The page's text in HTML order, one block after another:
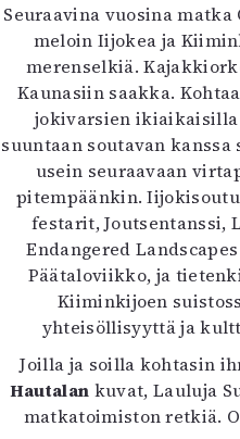
Seuraavina vuosina
meloin Iijokea ja
merenselkiä.
Kaunasiin saakka.
jokivarsien
suuntaan soutavan
usein seuraavaan
pitempäänkin.
festarit, Joutsentanssi,
Endangered
Päätaloviikko, ja
Kiiminkijoen
yhteisöllisyyttä ja
Joilla ja soilla kohtasin
Hautalan kuvat, Lauluja
matkatoimiston retkiä.